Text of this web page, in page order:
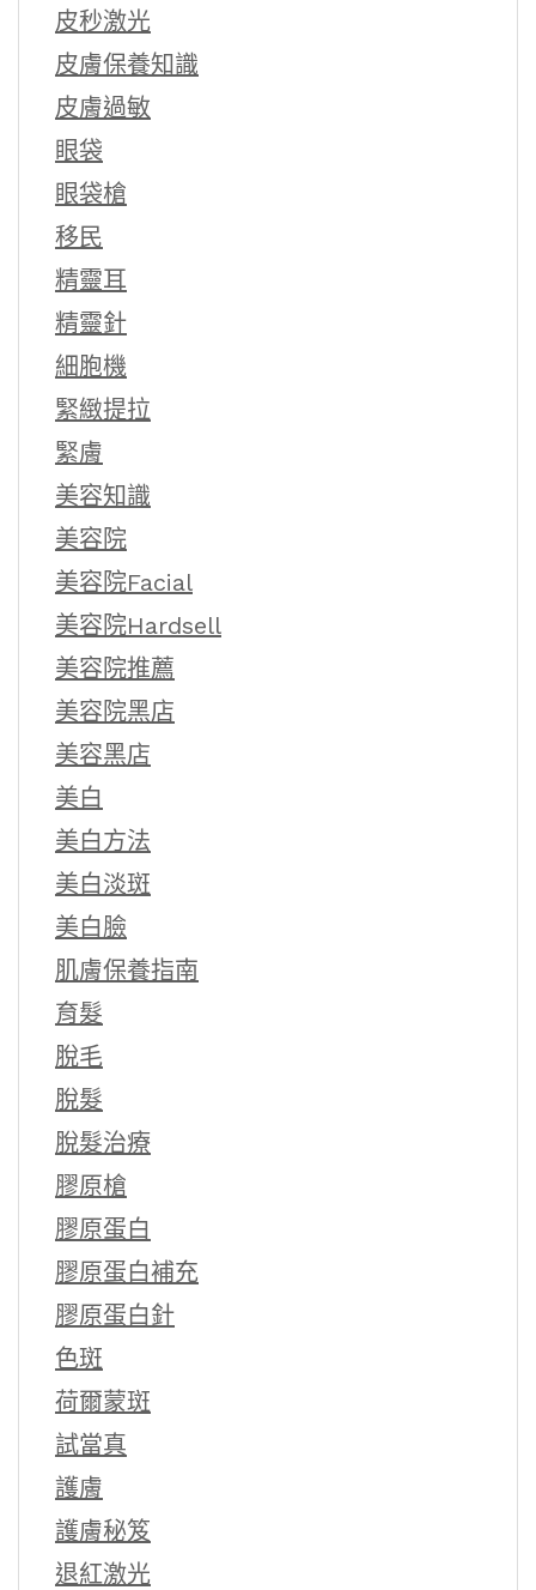
皮秒激光
皮膚保養知識
皮膚過敏
眼袋
眼袋槍
移民
精靈耳
精靈針
細胞機
緊緻提拉
緊膚
美容知識
美容院
美容院Facial
美容院Hardsell
美容院推薦
美容院黑店
美容黑店
美白
美白方法
美白淡斑
美白臉
肌膚保養指南
育髮
脫毛
脫髮
脫髮治療
膠原槍
膠原蛋白
膠原蛋白補充
膠原蛋白針
色斑
荷爾蒙斑
試當真
護膚
護膚秘笈
退紅激光